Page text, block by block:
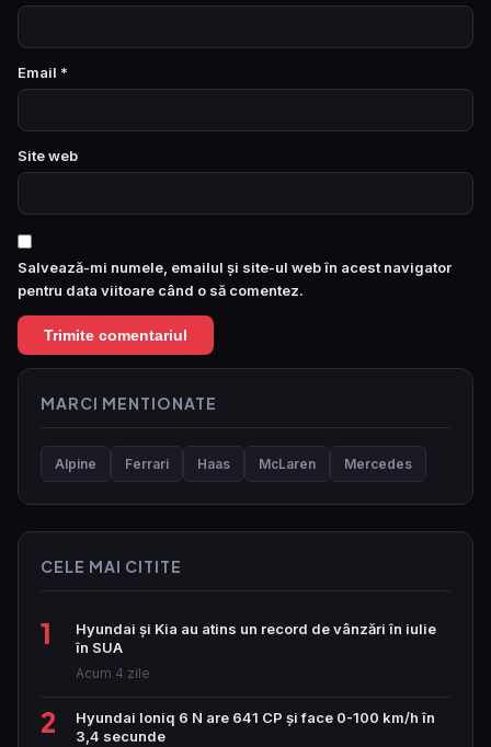
Email *
Site web
Salvează-mi numele, emailul și site-ul web în acest navigator
pentru data viitoare când o să comentez.
MARCI MENTIONATE
Alpine Ferrari Haas McLaren Mercedes
CELE MAI CITITE
1
Hyundai și Kia au atins un record de vânzări în iulie
în SUA
Acum 4 zile
2
Hyundai Ioniq 6 N are 641 CP și face 0-100 km/h în
3,4 secunde